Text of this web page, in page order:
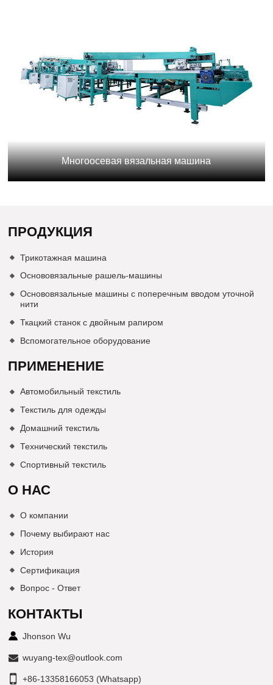
Многоосевая вязальная машина
ПРОДУКЦИЯ
Трикотажная машина
Основовязальные рашель-машины
Основовязальные машины с поперечным вводом уточной
нити
Ткацкий станок с двойным рапиром
Вспомогательное оборудование
ПРИМЕНЕНИЕ
Автомобильный текстиль
Текстиль для одежды
Домашний текстиль
Технический текстиль
Спортивный текстиль
О НАС
О компании
Почему выбирают нас
История
Сертификация
Вопрос - Ответ
КОНТАКТЫ
Jhonson Wu
wuyang-tex@outlook.com
+86-13358166053 (Whatsapp)